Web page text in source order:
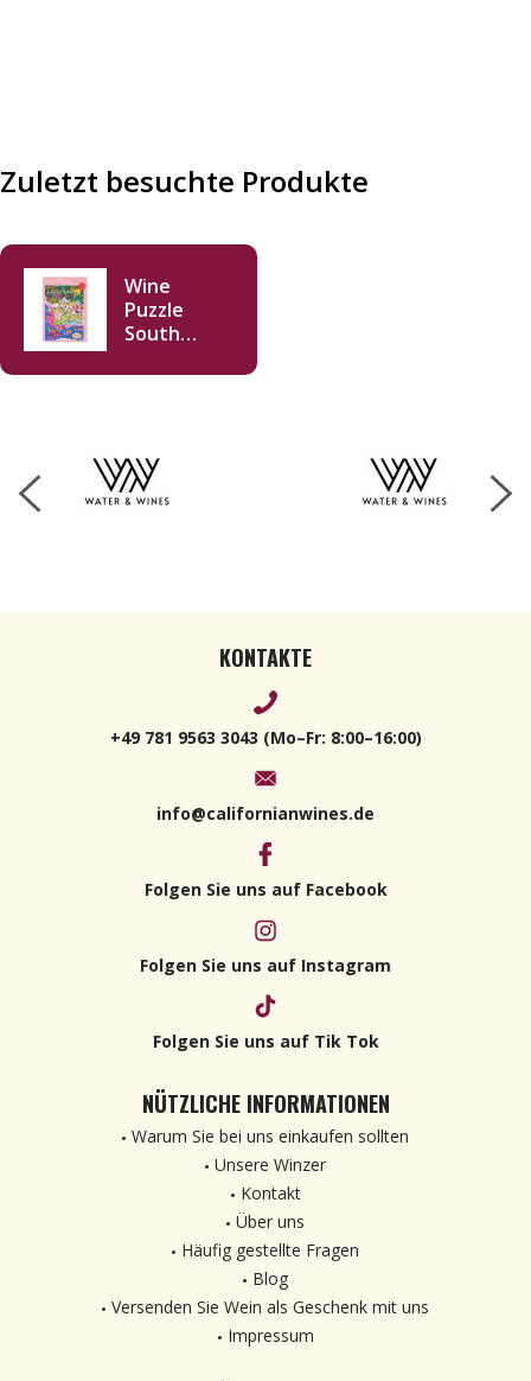
Zuletzt besuchte Produkte
Wine
Puzzle
South
KONTAKTE
+49 781 9563 3043 (Mo–Fr: 8:00–16:00)
info@californianwines.de
Folgen Sie uns auf Facebook
Folgen Sie uns auf Instagram
Folgen Sie uns auf Tik Tok
NÜTZLICHE INFORMATIONEN
Warum Sie bei uns einkaufen sollten
Unsere Winzer
Kontakt
Über uns
Häufig gestellte Fragen
Blog
Versenden Sie Wein als Geschenk mit uns
Impressum